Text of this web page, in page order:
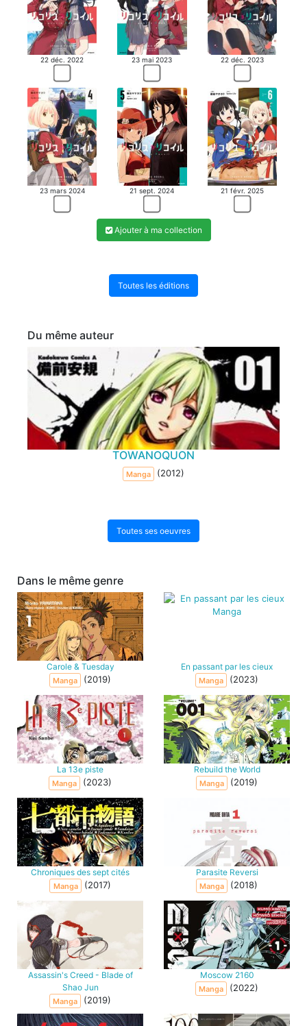
22 déc. 2022 23 mai 2023 22 déc. 2023
23 mars 2024 21 sept. 2024 21 févr. 2025
Ajouter à ma collection
Toutes les éditions
Du même auteur
TOWANOQUON
Manga (2012)
Toutes ses oeuvres
Dans le même genre
Carole & Tuesday
Manga (2019)
En passant par les cieux
Manga (2023)
La 13e piste
Manga (2023)
Rebuild the World
Manga (2019)
Chroniques des sept cités
Manga (2017)
Parasite Reversi
Manga (2018)
Assassin's Creed - Blade of
Shao Jun
Manga (2019)
Moscow 2160
Manga (2022)